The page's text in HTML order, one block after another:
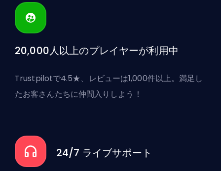
20,000人以上のプレイヤーが利用中
Trustpilotで4.5★、レビューは1,000件以上。満足し
たお客さんたちに仲間入りしよう！
24/7 ライブサポート